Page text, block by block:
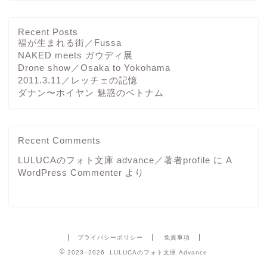
Recent Posts
福が生まれる街／Fussa
NAKED meets ガウディ展
Drone show／Osaka to Yokohama
2011.3.11／レッチェの記憶
ダナン〜ホイヤン 魅惑のベトナム
Recent Comments
LULUCAのフォト文庫 advance／著者profile に A
WordPress Commenter より
プライバシーポリシー 免責事項
2023–2026 LULUCAのフォト文庫 Advance